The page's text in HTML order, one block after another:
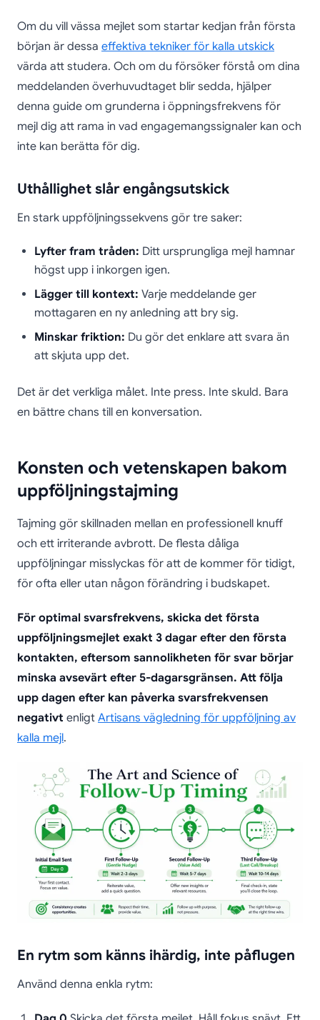
Om du vill vässa mejlet som startar kedjan från första
början är dessa effektiva tekniker för kalla utskick
värda att studera. Och om du försöker förstå om dina
meddelanden överhuvudtaget blir sedda, hjälper
denna guide om grunderna i öppningsfrekvens för
mejl dig att rama in vad engagemangssignaler kan och
inte kan berätta för dig.
Uthållighet slår engångsutskick
En stark uppföljningssekvens gör tre saker:
Lyfter fram tråden: Ditt ursprungliga mejl hamnar
högst upp i inkorgen igen.
Lägger till kontext: Varje meddelande ger
mottagaren en ny anledning att bry sig.
Minskar friktion: Du gör det enklare att svara än
att skjuta upp det.
Det är det verkliga målet. Inte press. Inte skuld. Bara
en bättre chans till en konversation.
Konsten och vetenskapen bakom
uppföljningstajming
Tajming gör skillnaden mellan en professionell knuff
och ett irriterande avbrott. De flesta dåliga
uppföljningar misslyckas för att de kommer för tidigt,
för ofta eller utan någon förändring i budskapet.
För optimal svarsfrekvens, skicka det första
uppföljningsmejlet exakt 3 dagar efter den första
kontakten, eftersom sannolikheten för svar börjar
minska avsevärt efter 5-dagarsgränsen. Att följa
upp dagen efter kan påverka svarsfrekvensen
negativt enligt Artisans vägledning för uppföljning av
kalla mejl.
En rytm som känns ihärdig, inte påflugen
Använd denna enkla rytm: